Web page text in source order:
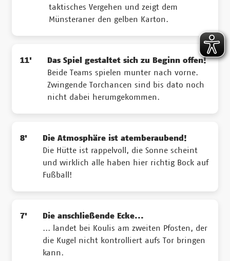
taktisches Vergehen und zeigt dem
Münsteraner den gelben Karton.
11'
Das Spiel gestaltet sich zu Beginn offen!
Beide Teams spielen munter nach vorne.
Zwingende Torchancen sind bis dato noch
nicht dabei herumgekommen.
8'
Die Atmosphäre ist atemberaubend!
Die Hütte ist rappelvoll, die Sonne scheint
und wirklich alle haben hier richtig Bock auf
Fußball!
7'
Die anschließende Ecke...
... landet bei Koulis am zweiten Pfosten, der
die Kugel nicht kontrolliert aufs Tor bringen
kann.